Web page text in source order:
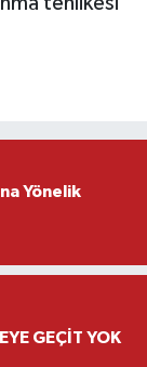
Yönelik
GEÇİT YOK